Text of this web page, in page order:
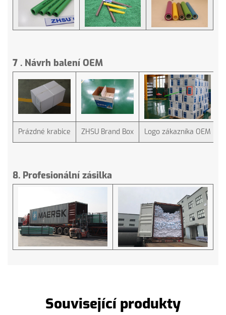
7 . Návrh balení OEM
Prázdné krabice ZHSU Brand Box Logo zákazníka OEM
8. Profesionální zásilka
Související produkty